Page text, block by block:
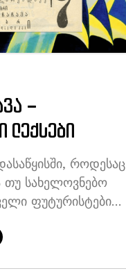
–
ლექსები
როდესაც
თუ სახელოვნებო
ფუტურისტები